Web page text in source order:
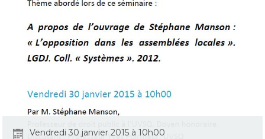
Vendredi 30 janvier 2015 à 10h00